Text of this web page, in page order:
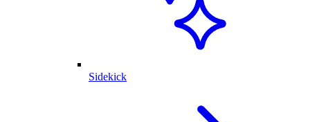
Sidekick